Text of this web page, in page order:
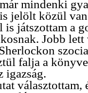
mindenki
jelölt közül
is játszottam a
Jobb lett
falja a
igazság.
választottam,